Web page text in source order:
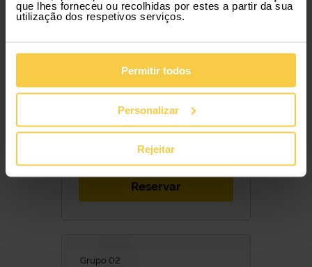
que lhes forneceu ou recolhidas por estes a partir da sua
utilização dos respetivos serviços.
Permitir todos
Personalizar
Rejeitar
779,50 €
25,98 € / Dia
Reservar
Grupo 02